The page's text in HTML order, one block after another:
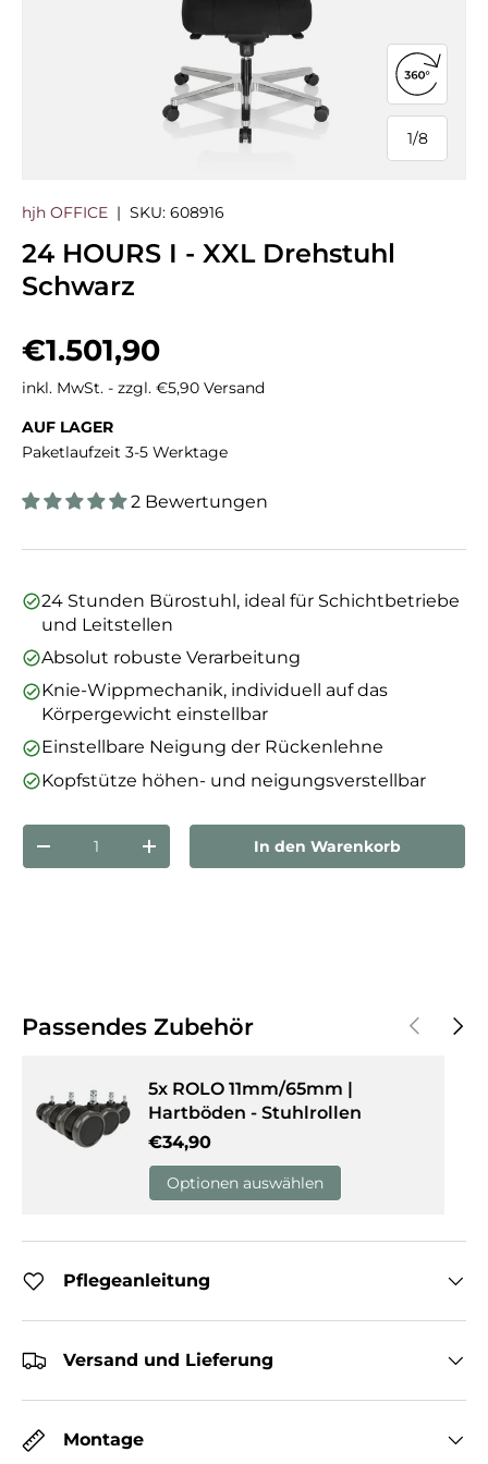
1/
von
8
360°-
hjh OFFICE | SKU: 608916
24 HOURS I - XXL Drehstuhl
Schwarz
Normaler Preis
€1.501,90
inkl. MwSt. - zzgl. €5,90 Versand
AUF LAGER
Paketlaufzeit 3-5 Werktage
2 Bewertungen
24 Stunden Bürostuhl, ideal für Schichtbetriebe
und Leitstellen
Absolut robuste Verarbeitung
Knie-Wippmechanik, individuell auf das
Körpergewicht einstellbar
Einstellbare Neigung der Rückenlehne
Kopfstütze höhen- und neigungsverstellbar
Anzahl
Menge verringernMenge erhöhenIn den Warenkorb
Passendes Zubehör Vorherige
5x ROLO 11mm/65mm |
Hartböden - Stuhlrollen
Normaler Preis
€34,90
Optionen auswählen
Pflegeanleitung
Versand und Lieferung
Montage